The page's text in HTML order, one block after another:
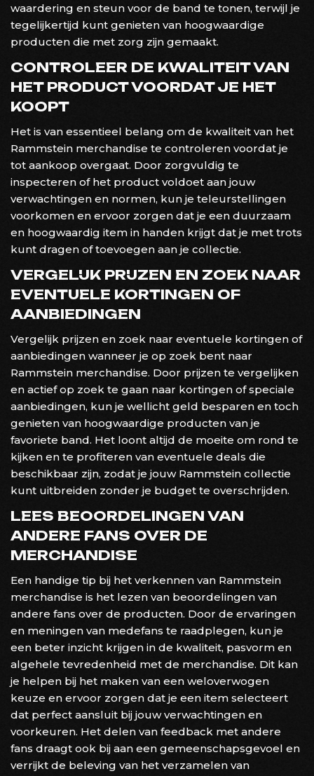
waardering en steun voor de band te tonen, terwijl je
tegelijkertijd kunt genieten van hoogwaardige
producten die met zorg zijn gemaakt.
CONTROLEER DE KWALITEIT VAN
HET PRODUCT VOORDAT JE HET
KOOPT
Het is van essentieel belang om de kwaliteit van het
Rammstein merchandise te controleren voordat je
tot aankoop overgaat. Door zorgvuldig te
inspecteren of het product voldoet aan jouw
verwachtingen en normen, kun je teleurstellingen
voorkomen en ervoor zorgen dat je een duurzaam
en hoogwaardig item in handen krijgt dat je met trots
kunt dragen of toevoegen aan je collectie.
VERGELIJK PRIJZEN EN ZOEK NAAR
EVENTUELE KORTINGEN OF
AANBIEDINGEN
Vergelijk prijzen en zoek naar eventuele kortingen of
aanbiedingen wanneer je op zoek bent naar
Rammstein merchandise. Door prijzen te vergelijken
en actief op zoek te gaan naar kortingen of speciale
aanbiedingen, kun je wellicht geld besparen en toch
genieten van hoogwaardige producten van je
favoriete band. Het loont altijd de moeite om rond te
kijken en te profiteren van eventuele deals die
beschikbaar zijn, zodat je jouw Rammstein collectie
kunt uitbreiden zonder je budget te overschrijden.
LEES BEOORDELINGEN VAN
ANDERE FANS OVER DE
MERCHANDISE
Een handige tip bij het verkennen van Rammstein
merchandise is het lezen van beoordelingen van
andere fans over de producten. Door de ervaringen
en meningen van medefans te raadplegen, kun je
een beter inzicht krijgen in de kwaliteit, pasvorm en
algehele tevredenheid met de merchandise. Dit kan
je helpen bij het maken van een weloverwogen
keuze en ervoor zorgen dat je een item selecteert
dat perfect aansluit bij jouw verwachtingen en
voorkeuren. Het delen van feedback met andere
fans draagt ook bij aan een gemeenschapsgevoel en
verrijkt de beleving van het verzamelen van